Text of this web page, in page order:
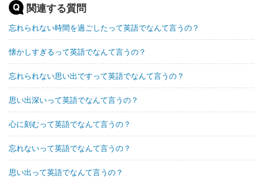
関連する質問
忘れられない時間を過ごしたって英語でなんて言うの？
懐かしすぎるって英語でなんて言うの？
忘れられない思い出ですって英語でなんて言うの？
思い出深いって英語でなんて言うの？
心に刻むって英語でなんて言うの？
忘れないって英語でなんて言うの？
思い出って英語でなんて言うの？